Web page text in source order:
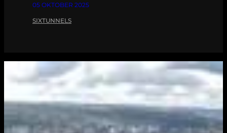
05 OKTOBER 2025
SIXTUNNELS